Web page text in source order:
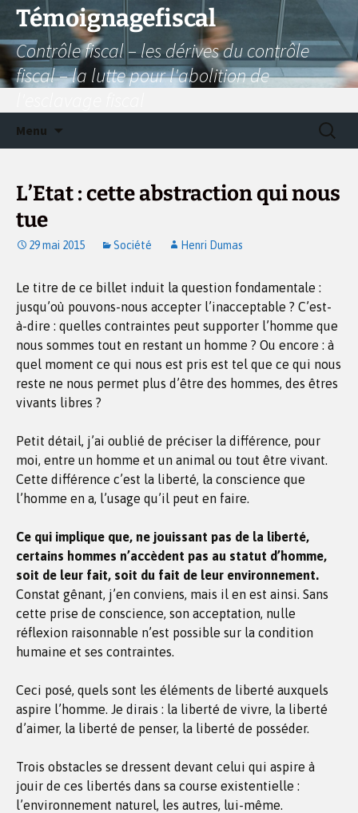
Aller
contenu
Témoignagefiscal
Contrôle fiscal – les dérives du contrôle
fiscal – la lutte pour l'abolition de
Menu
L’Etat : cette abstraction qui nous
tue
29 mai 2015 Société Henri Dumas
Le titre de ce billet induit la question fondamentale :
jusqu’où pouvons-nous accepter l’inacceptable ? C’est-
à-dire : quelles contraintes peut supporter l’homme que
nous sommes tout en restant un homme ? Ou encore : à
quel moment ce qui nous est pris est tel que ce qui nous
reste ne nous permet plus d’être des hommes, des êtres
vivants libres ?
Petit détail, j’ai oublié de préciser la différence, pour
moi, entre un homme et un animal ou tout être vivant.
Cette différence c’est la liberté, la conscience que
l’homme en a, l’usage qu’il peut en faire.
Ce qui implique que, ne jouissant pas de la liberté,
certains hommes n’accèdent pas au statut d’homme,
soit de leur fait, soit du fait de leur environnement.
Constat gênant, j’en conviens, mais il en est ainsi. Sans
cette prise de conscience, son acceptation, nulle
réflexion raisonnable n’est possible sur la condition
humaine et ses contraintes.
Ceci posé, quels sont les éléments de liberté auxquels
aspire l’homme. Je dirais : la liberté de vivre, la liberté
d’aimer, la liberté de penser, la liberté de posséder.
Trois obstacles se dressent devant celui qui aspire à
jouir de ces libertés dans sa course existentielle :
l’environnement naturel, les autres, lui-même.